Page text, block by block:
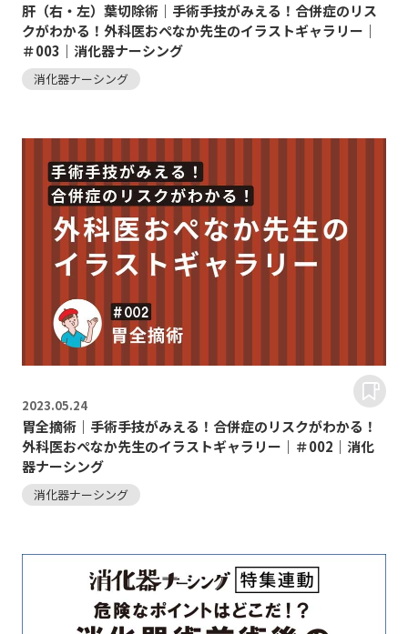
肝（右・左）葉切除術｜手術手技がみえる！合併症のリス
クがわかる！外科医おぺなか先生のイラストギャラリー｜
＃003｜消化器ナーシング
消化器ナーシング
2023.05.24
胃全摘術｜手術手技がみえる！合併症のリスクがわかる！
外科医おぺなか先生のイラストギャラリー｜＃002｜消化
器ナーシング
消化器ナーシング